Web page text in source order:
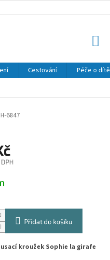
Cestování Péče o dítě
6847
Přidat do košíku
kroužek Sophie la girafe